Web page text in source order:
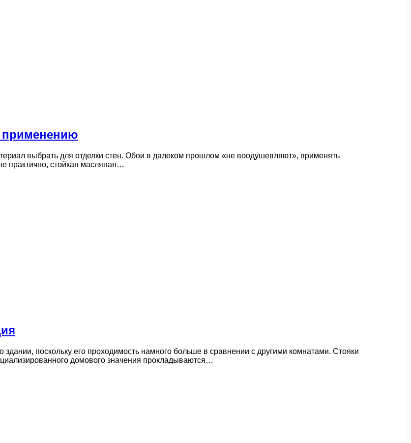
применению
выбрать для отделки стен. Обои в далеком прошлом «не воодушевляют», применять
практично, стойкая масляная…
поскольку его проходимость намного больше в сравнении с другими комнатами. Стояки
домового значения прокладываются…